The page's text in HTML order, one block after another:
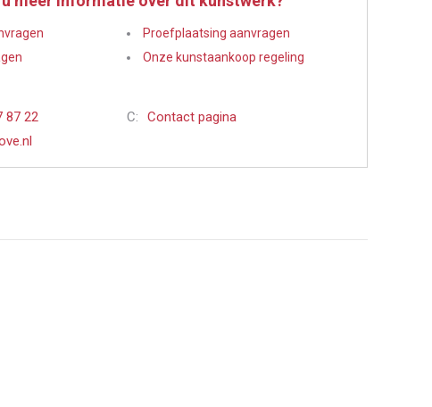
Proefplaatsing aanvragen
Onze kunstaankoop regeling
87 22
C: Contact pagina